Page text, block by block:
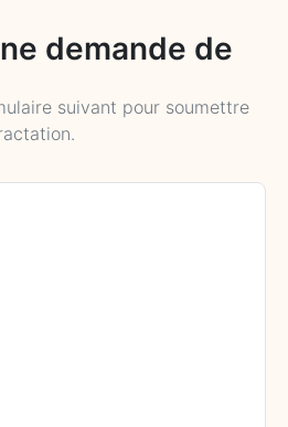
demande de
suivant pour soumettre